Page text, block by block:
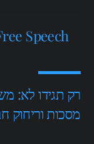
Speech
רק תגידו לא:
מסכות וריחוק